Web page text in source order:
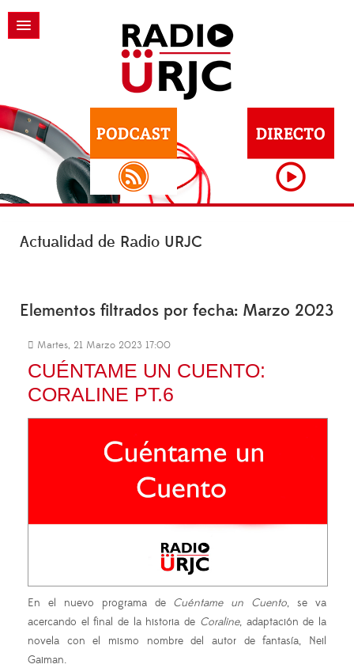
Actualidad de Radio URJC
Elementos filtrados por fecha: Marzo 2023
Martes, 21 Marzo 2023 17:00
CUÉNTAME UN CUENTO:
CORALINE PT.6
En el nuevo programa de Cuéntame un Cuento, se va
acercando el final de la historia de Coraline, adaptación de la
novela con el mismo nombre del autor de fantasía, Neil
Gaiman.